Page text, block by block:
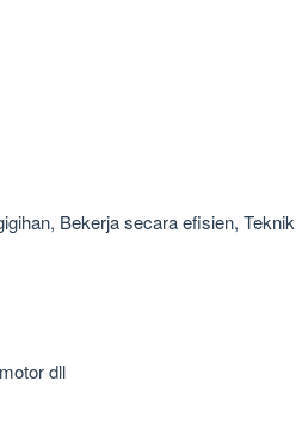
Bekerja secara efisien, Teknik
dll